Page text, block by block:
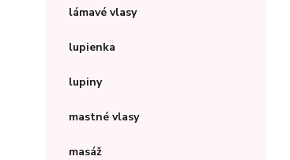
lámavé vlasy
lupienka
lupiny
mastné vlasy
masáž